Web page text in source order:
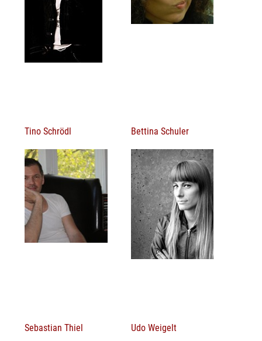
Tino Schrödl Bettina Schuler
Sebastian Thiel Udo Weigelt